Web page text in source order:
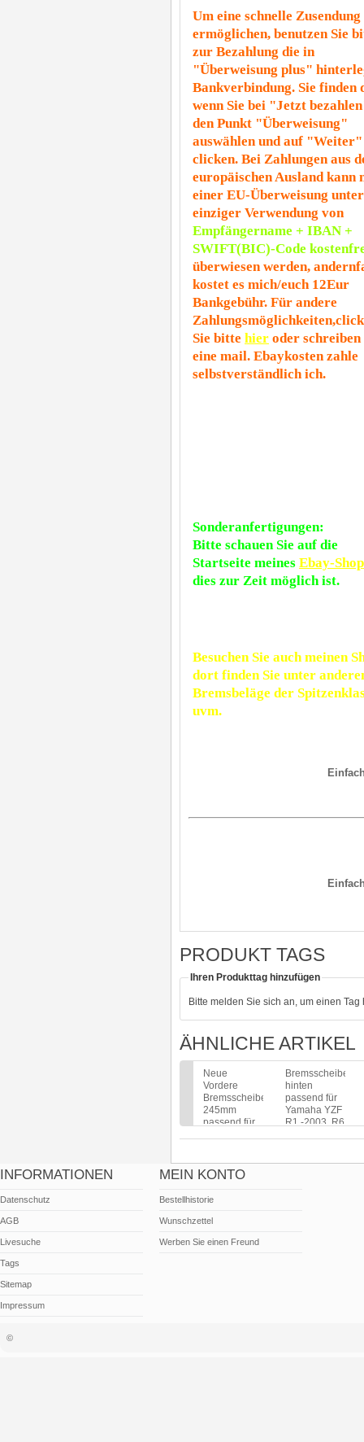
Um eine schnelle Zusendung
ermöglichen, benutzen Sie
zur Bezahlung die in
"Überweisung plus"
Bankverbindung. Sie finden
wenn Sie bei "Jetzt
den Punkt "Überweisung"
auswählen und auf "Weiter"
clicken. Bei Zahlungen aus
europäischen Ausland kann
einer EU-Überweisung unter
einziger Verwendung von
Empfängername + IBAN +
SWIFT(BIC)-Code
überwiesen werden,
kostet es mich/euch 12Eur
Bankgebühr. Für andere
Sie bitte hier oder
eine mail. Ebaykosten zahle
selbstverständlich ich.
Sonderanfertigungen:
Bitte schauen Sie auf die
Startseite meines Ebay-
dies zur Zeit möglich ist.
Besuchen Sie auch meinen
dort finden Sie unter
Bremsbeläge der
uvm.
PRODUKT TAGS
Ihren Produkttag hinzufügen
Bitte melden Sie sich an, um einen
ÄHNLICHE ARTIKEL
Neue
Vordere
Bremsscheibe
245mm
passend für
59,00 €
zzgl. Versand
Bremsscheibe
hinten
passend für
Yamaha YZF
R1 -2003, R6
INFORMATIONEN
Datenschutz
AGB
Livesuche
Tags
Sitemap
Impressum
MEIN KONTO
Bestellhistorie
Wunschzettel
Werben Sie einen Freund
©